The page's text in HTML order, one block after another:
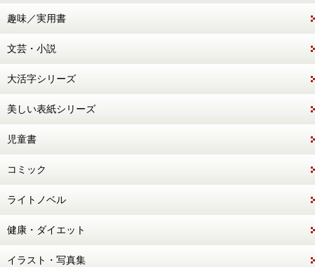
趣味／実用書
文芸・小説
大活字シリーズ
美しい表紙シリーズ
児童書
コミック
ライトノベル
健康・ダイエット
イラスト・写真集